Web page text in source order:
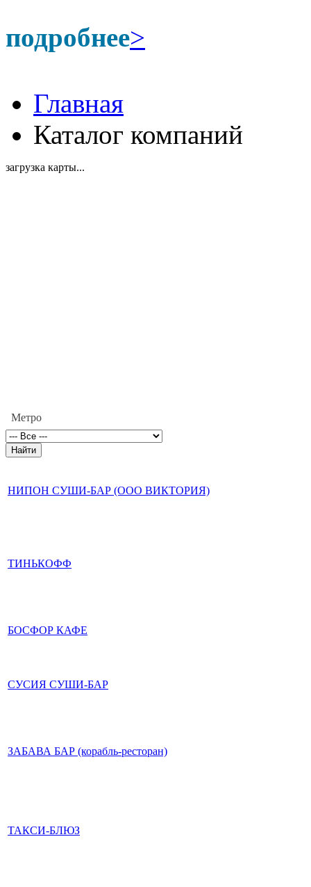
подробнее>
Главная
Каталог компаний
загрузка карты...
Метро
НИПОН СУШИ-БАР (ООО ВИКТОРИЯ)
ТИНЬКОФФ
БОСФОР КАФЕ
СУСИЯ СУШИ-БАР
ЗАБАВА БАР (корабль-ресторан)
ТАКСИ-БЛЮЗ